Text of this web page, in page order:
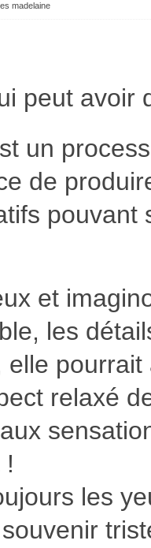
madelaine
peut avoir
un
de
et
les
elle
relaxé
les